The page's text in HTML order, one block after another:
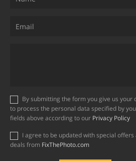
to process the personal data specified by
fields above according to our Privacy Policy
deals from FixThePhoto.com